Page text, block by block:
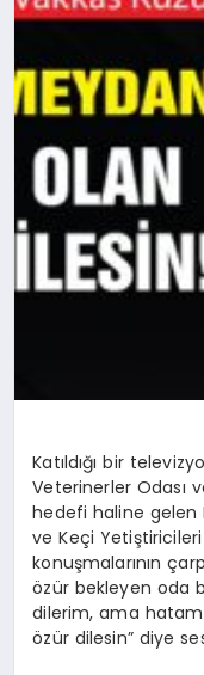
Katıldığı bir
Veterinerler Odası
hedefi haline gelen
ve Keçi Yetiştiricileri
konuşmalarının
özür bekleyen oda
dilerim, ama hatam
özür dilesin” diye